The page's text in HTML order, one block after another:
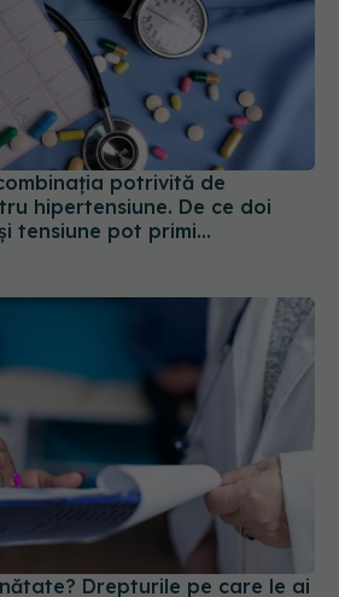
potrivită de
hipertensiune. De ce doi
tensiune pot primi
Drepturile pe care le ai
medicale pe care le poți